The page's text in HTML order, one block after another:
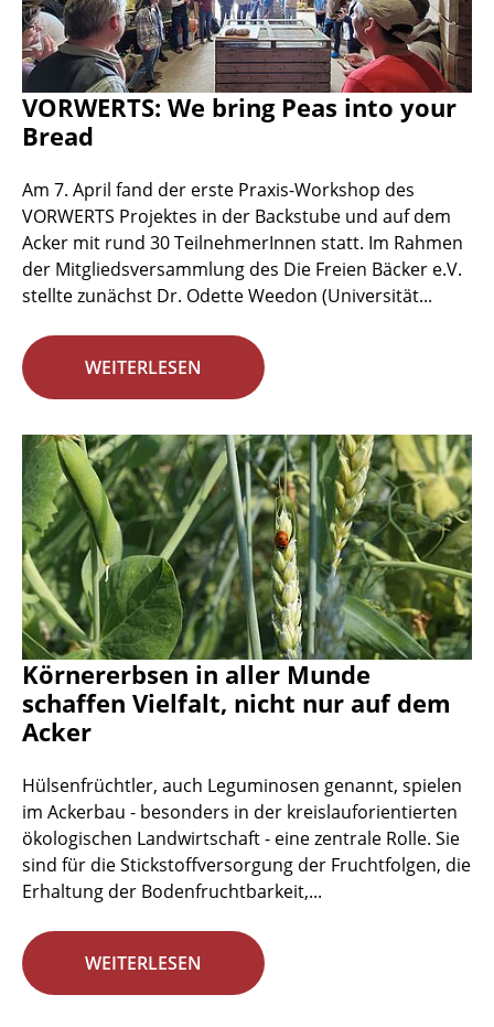
VORWERTS: We bring Peas into your
Bread
Am 7. April fand der erste Praxis-Workshop des
VORWERTS Projektes in der Backstube und auf dem
Acker mit rund 30 TeilnehmerInnen statt. Im Rahmen
der Mitgliedsversammlung des Die Freien Bäcker e.V.
stellte zunächst Dr. Odette Weedon (Universität...
WEITERLESEN
Körnererbsen in aller Munde
schaffen Vielfalt, nicht nur auf dem
Acker
Hülsenfrüchtler, auch Leguminosen genannt, spielen
im Ackerbau - besonders in der kreislauforientierten
ökologischen Landwirtschaft - eine zentrale Rolle. Sie
sind für die Stickstoffversorgung der Fruchtfolgen, die
Erhaltung der Bodenfruchtbarkeit,...
WEITERLESEN